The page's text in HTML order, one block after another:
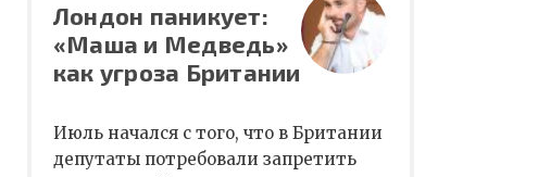
Лондон паникует:
«Маша и Медведь»
как угроза Британии
Июль начался с того, что в Британии
депутаты потребовали запретить